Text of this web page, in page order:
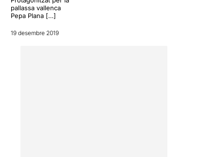
pallassa vallenca
Pepa Plana […]
19 desembre 2019